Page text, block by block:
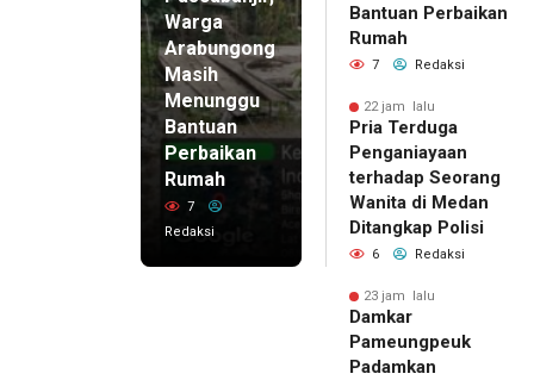
Warga
Arabungong
Masih
Menunggu
Bantuan
Perbaikan
Rumah
7
Redaksi
Bantuan Perbaikan
Rumah
7 Redaksi
22 jam lalu
Pria Terduga
Penganiayaan
terhadap Seorang
Wanita di Medan
Ditangkap Polisi
6 Redaksi
23 jam lalu
Damkar
Pameungpeuk
Padamkan